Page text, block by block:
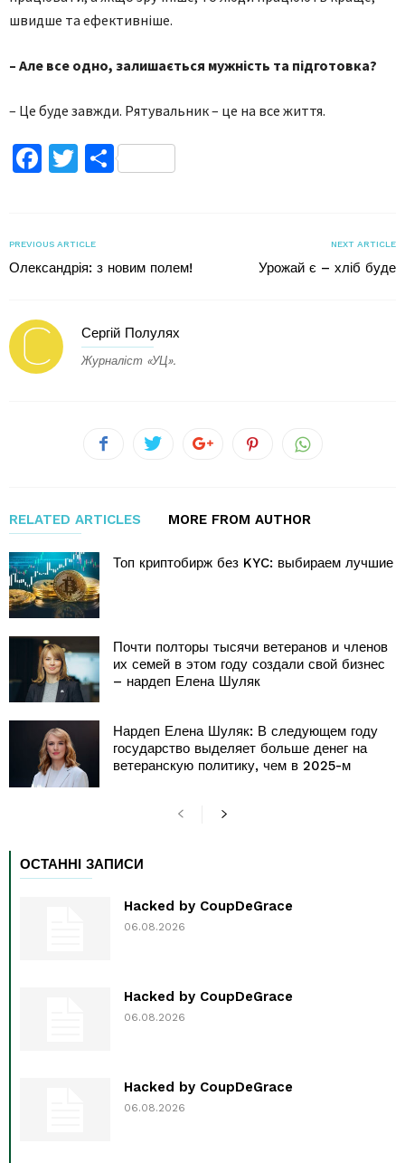
швидше та ефективніше.
– Але все одно, залишається мужність та підготовка?
– Це буде завжди. Рятувальник – це на все життя.
Facebook
TwitterПоділитися
PREVIOUS ARTICLE
Олександрія: з новим полем!
NEXT ARTICLE
Урожай є – хліб буде
Сергій Полулях
Журналіст «УЦ».
RELATED ARTICLES MORE FROM AUTHOR
Топ криптобирж без KYC: выбираем лучшие
Почти полторы тысячи ветеранов и членов
их семей в этом году создали свой бизнес
– нардеп Елена Шуляк
Нардеп Елена Шуляк: В следующем году
государство выделяет больше денег на
ветеранскую политику, чем в 2025-м
ОСТАННІ ЗАПИСИ
Hacked by CoupDeGrace
06.08.2026
Hacked by CoupDeGrace
06.08.2026
Hacked by CoupDeGrace
06.08.2026